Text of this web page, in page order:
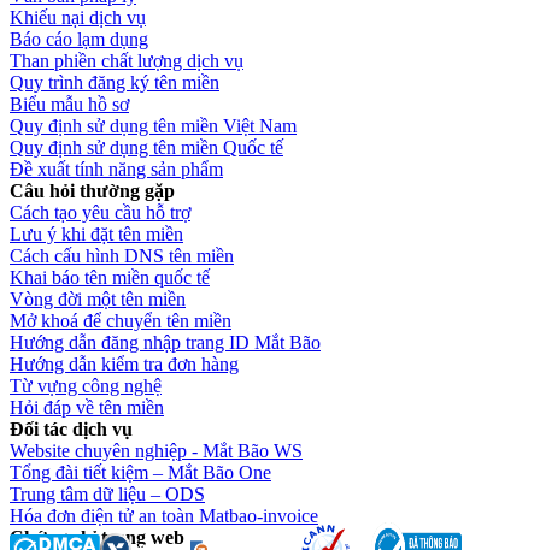
Khiếu nại dịch vụ
Báo cáo lạm dụng
Than phiền chất lượng dịch vụ
Quy trình đăng ký tên miền
Biểu mẫu hồ sơ
Quy định sử dụng tên miền Việt Nam
Quy định sử dụng tên miền Quốc tế
Đề xuất tính năng sản phẩm
Câu hỏi thường gặp
Cách tạo yêu cầu hỗ trợ
Lưu ý khi đặt tên miền
Cách cấu hình DNS tên miền
Khai báo tên miền quốc tế
Vòng đời một tên miền
Mở khoá để chuyển tên miền
Hướng dẫn đăng nhập trang ID Mắt Bão
Hướng dẫn kiểm tra đơn hàng
Từ vựng công nghệ
Hỏi đáp về tên miền
Đối tác dịch vụ
Website chuyên nghiệp - Mắt Bão WS
Tổng đài tiết kiệm – Mắt Bão One
Trung tâm dữ liệu – ODS
Hóa đơn điện tử an toàn Matbao-invoice
Chứng chỉ trang web